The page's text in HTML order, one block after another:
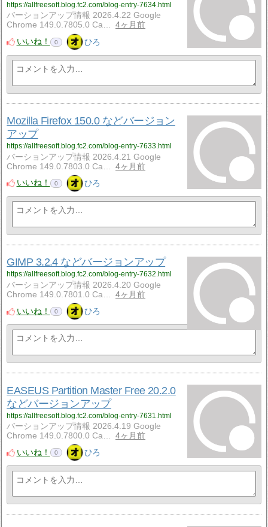
https://allfreesoft.blog.fc2.com/blog-entry-7634.html
バーションアップ情報 2026.4.22 Google
Chrome 149.0.7805.0 Ca…
4ヶ月前
いいね！
0 ひろ
Mozilla Firefox 150.0 などバージョン
アップ
https://allfreesoft.blog.fc2.com/blog-entry-7633.html
バーションアップ情報 2026.4.21 Google
Chrome 149.0.7803.0 Ca…
4ヶ月前
いいね！
0 ひろ
GIMP 3.2.4 などバージョンアップ
https://allfreesoft.blog.fc2.com/blog-entry-7632.html
バーションアップ情報 2026.4.20 Google
Chrome 149.0.7801.0 Ca…
4ヶ月前
いいね！
0 ひろ
EASEUS Partition Master Free 20.2.0
などバージョンアップ
https://allfreesoft.blog.fc2.com/blog-entry-7631.html
バーションアップ情報 2026.4.19 Google
Chrome 149.0.7800.0 Ca…
4ヶ月前
いいね！
0 ひろ